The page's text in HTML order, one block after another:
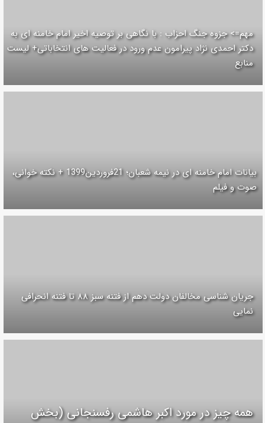
مهم=> جزوه جنگ احزاب : با نگاهی بر توصیه اخیر امام خامنه ای به
دکتر احمدی نژاد پیرامون عدم ورود در فعالیت های انتخاباتی+ لیست
منابع
بیانات امام خامنه ای در نیمه شعبان؛ 21فروردین1399 + نکته خوانی،
صوت و فیلم
جریان شناسی مخالفان دولت دهم از فتنه سبز ۸۸ تا فتنه انحرافی
نمایی
همه چیز در مورد اکبر هاشمی رفسنجانی (بخش